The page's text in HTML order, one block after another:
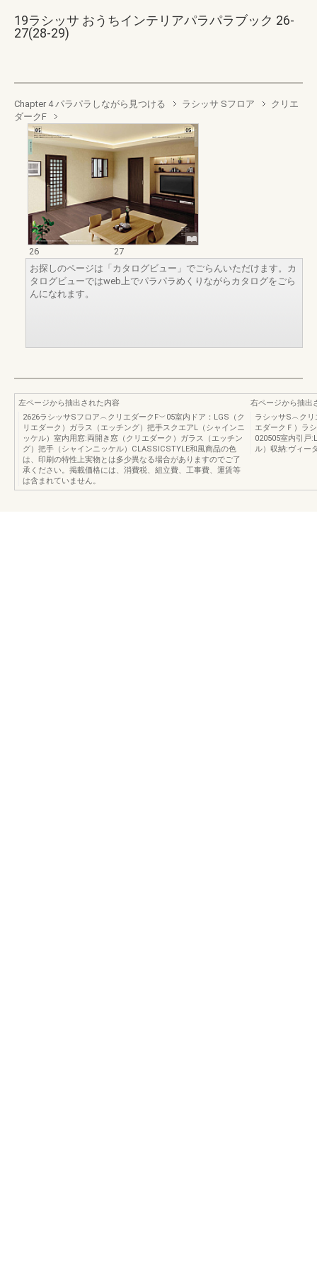
19ラシッサ おうちインテリアパラパラブック 26-
27(28-29)
Chapter 4 パラパラしながら見つける ラシッサ Sフロア
クリエ
ダークF
26
27
お探しのページは「カタログビュー」でごらんいただけます。カ
タログビューではweb上でパラパラめくりながらカタログをごら
んになれます。
左ページから抽出された内容
2626ラシッサSフロア︵クリエダークF︶05室内ドア：LGS（ク
リエダーク）ガラス（エッチング）把手スクエアL（シャインニ
ッケル）室内用窓:両開き窓（クリエダーク）ガラス（エッチン
グ）把手（シャインニッケル）CLASSICSTYLE和風商品の色
は、印刷の特性上実物とは多少異なる場合がありますのでご了
承ください。掲載価格には、消費税、組立費、工事費、運賃等
は含まれていません。
右ページから抽出
ラシッサS︵ク
エダークＦ）ラ
020505室内引戸
ル）収納:ヴィー